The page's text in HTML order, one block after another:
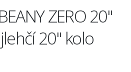
ZERO 20"
20" kolo